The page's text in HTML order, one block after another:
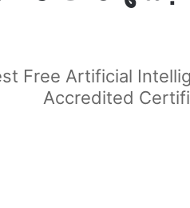
Free Artificial
Accredited